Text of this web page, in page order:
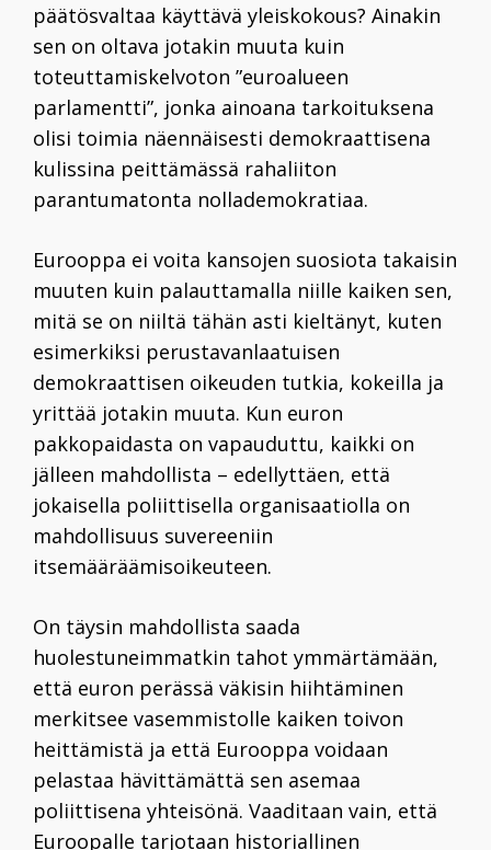
päätösvaltaa käyttävä yleiskokous? Ainakin
sen on oltava jotakin muuta kuin
toteuttamiskelvoton ”euroalueen
parlamentti”, jonka ainoana tarkoituksena
olisi toimia näennäisesti demokraattisena
kulissina peittämässä rahaliiton
parantumatonta nollademokratiaa.
Eurooppa ei voita kansojen suosiota takaisin
muuten kuin palauttamalla niille kaiken sen,
mitä se on niiltä tähän asti kieltänyt, kuten
esimerkiksi perustavanlaatuisen
demokraattisen oikeuden tutkia, kokeilla ja
yrittää jotakin muuta. Kun euron
pakkopaidasta on vapauduttu, kaikki on
jälleen mahdollista – edellyttäen, että
jokaisella poliittisella organisaatiolla on
mahdollisuus suvereeniin
itsemääräämisoikeuteen.
On täysin mahdollista saada
huolestuneimmatkin tahot ymmärtämään,
että euron perässä väkisin hiihtäminen
merkitsee vasemmistolle kaiken toivon
heittämistä ja että Eurooppa voidaan
pelastaa hävittämättä sen asemaa
poliittisena yhteisönä. Vaaditaan vain, että
Euroopalle tarjotaan historiallinen